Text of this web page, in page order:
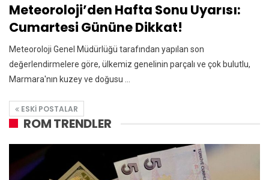
Meteoroloji’den Hafta Sonu Uyarısı:
Cumartesi Gününe Dikkat!
Meteoroloji Genel Müdürlüğü tarafından yapılan son
değerlendirmelere göre, ülkemiz genelinin parçalı ve çok bulutlu,
Marmara'nın kuzey ve doğusu ...
ESKI POSTALAR
ROM TRENDLER